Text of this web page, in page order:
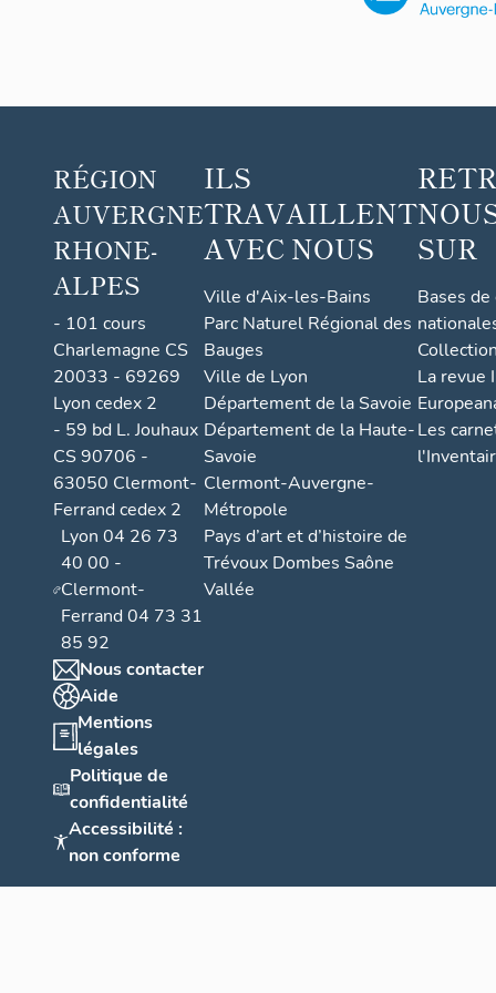
RÉGION
AUVERGNE
RHONE-
ALPES
- 101 cours
Charlemagne CS
20033 - 69269
Lyon cedex 2
- 59 bd L. Jouhaux
CS 90706 -
63050 Clermont-
Ferrand cedex 2
Lyon 04 26 73
40 00 -
Clermont-
Ferrand 04 73 31
85 92
Nous contacter
Aide
Mentions
légales
Politique de
confidentialité
Accessibilité :
non conforme
ILS
TRAVAILLENT
AVEC NOUS
Ville d'Aix-les-Bains
Parc Naturel Régional des
Bauges
Ville de Lyon
Département de la Savoie
Département de la Haute-
Savoie
Clermont-Auvergne-
Métropole
Pays d’art et d’histoire de
Trévoux Dombes Saône
Vallée
SUR
Bases
La revue
Les